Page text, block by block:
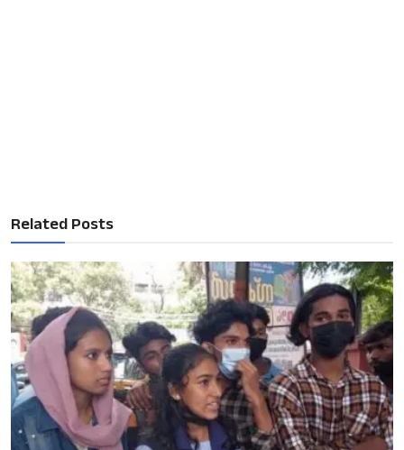
Related Posts